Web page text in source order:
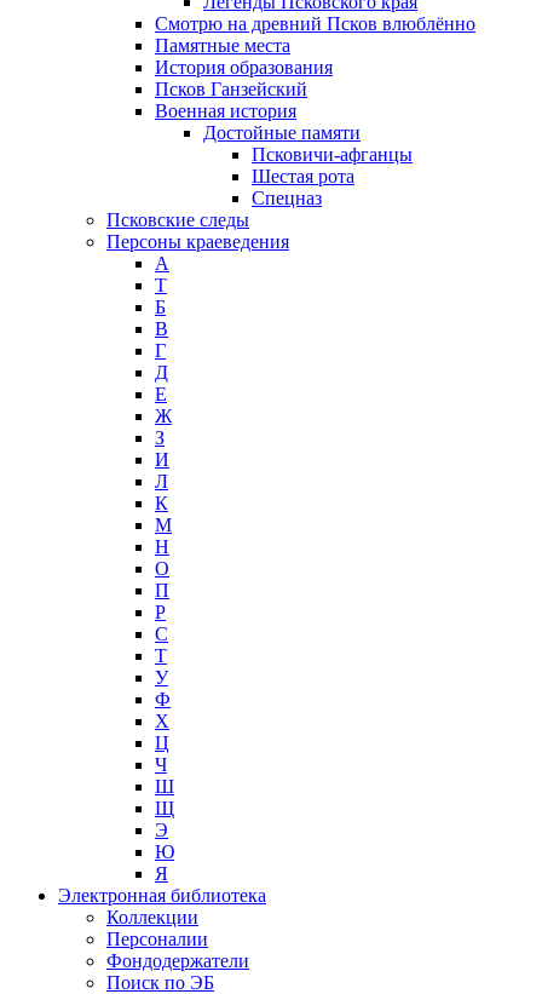
Смотрю на древний Псков влюблённо
Памятные места
История образования
Псков Ганзейский
Военная история
Достойные памяти
Псковичи-афганцы
Шестая рота
Спецназ
Псковские следы
Персоны краеведения
А
T
Б
В
Г
Д
Е
Ж
З
И
Л
К
М
Н
О
П
Р
С
Т
У
Ф
Х
Ц
Ч
Ш
Щ
Э
Ю
Я
Электронная библиотека
Коллекции
Персоналии
Фондодержатели
Поиск по ЭБ